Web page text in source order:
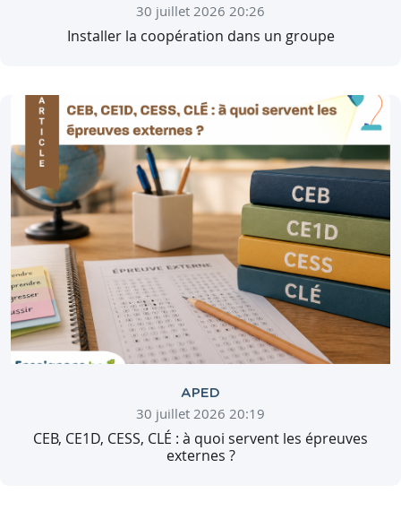
30 juillet 2026 20:26
Installer la coopération dans un groupe
APED
30 juillet 2026 20:19
CEB, CE1D, CESS, CLÉ : à quoi servent les épreuves
externes ?